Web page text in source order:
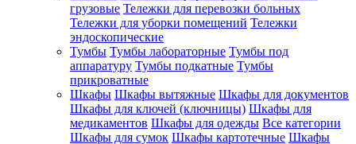
грузовые Тележки для перевозки больных
Тележки для уборки помещений Тележки
эндоскопические
Тумбы Тумбы лабораторные Тумбы под
аппаратуру Тумбы подкатные Тумбы
прикроватные
Шкафы Шкафы вытяжные Шкафы для документов
Шкафы для ключей (ключницы) Шкафы для
медикаментов Шкафы для одежды Все категории
Шкафы для сумок Шкафы картотечные Шкафы